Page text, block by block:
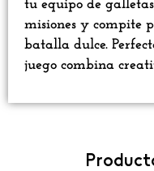
tu equipo de
misiones y compite
batalla dulce.
juego combina